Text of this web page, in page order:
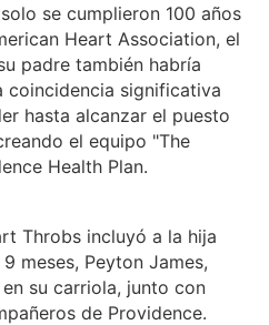
se cumplieron 100 años
Heart Association, el
padre también habría
coincidencia significativa
hasta alcanzar el puesto
el equipo "The
Health Plan.
Throbs incluyó a la hija
meses, Peyton James,
su carriola, junto con
de Providence.